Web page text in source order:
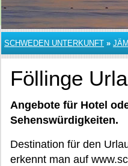
SCHWEDEN UNTERKUNFT »
Föllinge
Angebote für Hotel
Sehenswürdigkeiten.
Destination für den
erkennt man auf